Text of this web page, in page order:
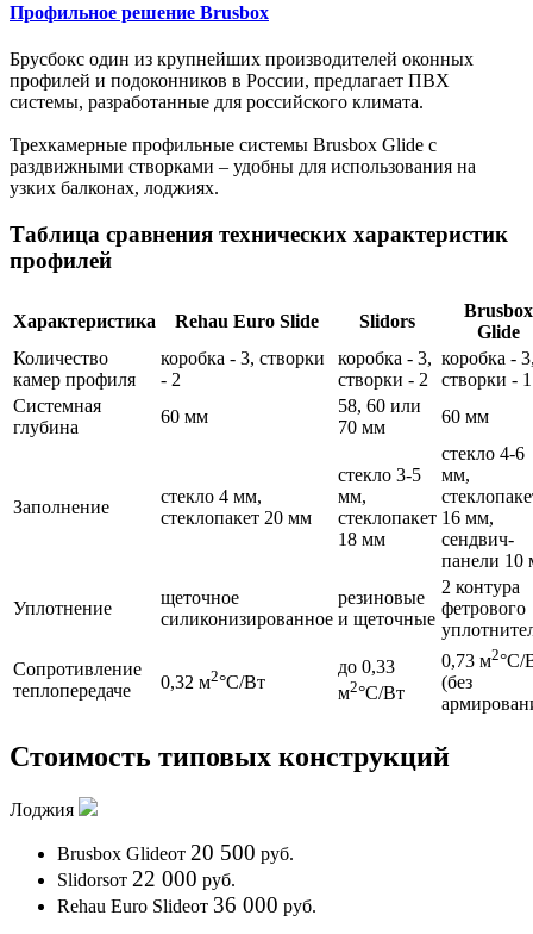
Профильное решение Brusbox
Брусбокс один из крупнейших производителей оконных
профилей и подоконников в России, предлагает ПВХ
системы, разработанные для российского климата.
Трехкамерные профильные системы Brusbox Glide с
раздвижными створками – удобны для использования на
узких балконах, лоджиях.
Таблица сравнения технических характеристик
профилей
Характеристика Rehau Euro Slide Slidors
Brusbox
Glide
Количество
камер профиля
коробка - 3, створки
- 2
коробка - 3,
створки - 2
коробка -
створки - 1
Системная
глубина
60 мм
58, 60 или
70 мм
60 мм
Заполнение
стекло 4 мм,
стеклопакет 20 мм
стекло 3-5
мм,
стеклопакет
18 мм
стекло 4-6
мм,
16 мм,
сендвич-
панели 10
Уплотнение
щеточное
силиконизированное
резиновые
и щеточные
2 контура
фетрового
Сопротивление
теплопередаче
0,32 м2°C/Вт
до 0,33
м2°C/Вт
0,73 м2°C/
(без
Стоимость типовых конструкций
Лоджия
Brusbox Glideот 20 500 руб.
Slidorsот 22 000 руб.
Rehau Euro Slideот 36 000 руб.